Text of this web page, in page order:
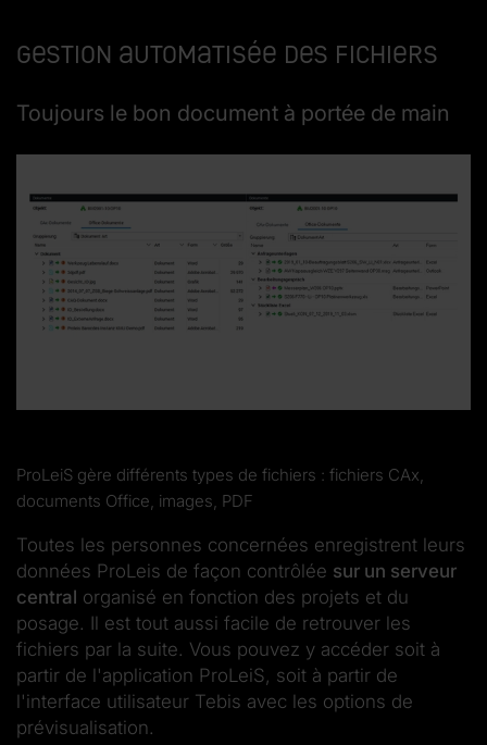
Gestion automatisée des fichiers
Toujours le bon document à portée de main
ProLeiS gère différents types de fichiers : fichiers CAx,
documents Office, images, PDF
Toutes les personnes concernées enregistrent leurs
données ProLeis de façon contrôlée sur un serveur
central organisé en fonction des projets et du
posage. Il est tout aussi facile de retrouver les
fichiers par la suite. Vous pouvez y accéder soit à
partir de l'application ProLeiS, soit à partir de
l'interface utilisateur Tebis avec les options de
prévisualisation.